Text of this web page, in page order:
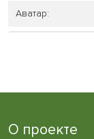
Аватар:
О проекте